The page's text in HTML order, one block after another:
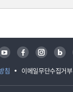
침 이메일무단수집거부
유튜브 페이스북 인스타그램 블로그